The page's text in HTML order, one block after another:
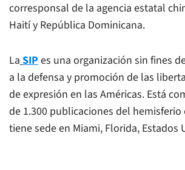
corresponsal de la agencia estatal
Haití y República Dominicana.
La SIPes una organización sin fines
a la defensa y promoción de las
de expresión en las Américas. Está
de 1.300 publicaciones del
tiene sede en Miami, Florida, Estados